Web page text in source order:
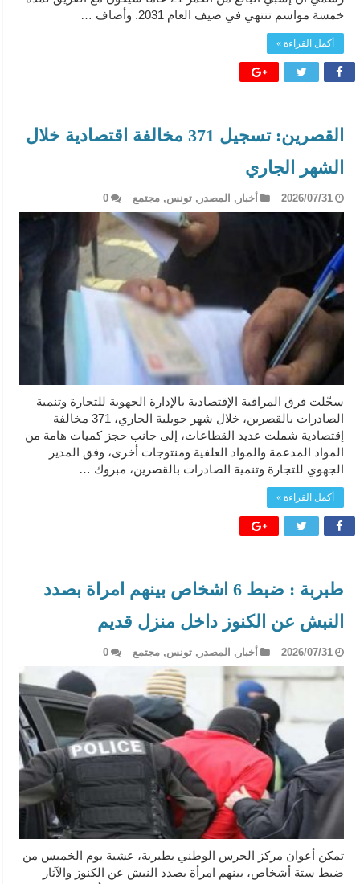
خمسة مواسم تنتهي في صيف العام 2031. وأضاف …
أكمل القراءة »
القصرين: تسجيل 371 مخالفة اقتصادية خلال
الشهر الجاري
2026/07/31 أخبار , المصدر , تونس, مجتمع 0
سجّلت فرق المراقبة الإقتصادية بالإدارة الجهوية للتجارة وتنمية
الصادرات بالقصرين، خلال شهر جويلية الجاري، 371 مخالفة
إقتصادية شملت عديد القطاعات، إلى جانب حجز كميات هامة من
المواد المدعمة والمواد العلفية ومنتوجات أخرى، وفق المدير
الجهوي للتجارة وتنمية الصادرات بالقصرين، مبروك …
أكمل القراءة »
طبربة : ضبط 6 اشخاص بينهم امراة بصدد
النبش عن الكنوز داخل منزل قديم
2026/07/31 أخبار , المصدر , تونس, مجتمع 0
تمكن أعوان مركز الحرس الوطني بطبربة، عشية يوم الخميس من
ضبط ستة أشخاص، بينهم امرأة بصدد النبش عن الكنوز والآثار